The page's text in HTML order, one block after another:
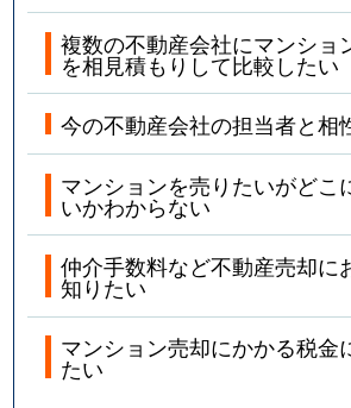
複数の不動産会社にマンショ
を相見積もりして比較したい
今の不動産会社の担当者と相
マンションを売りたいがどこ
いかわからない
仲介手数料など不動産売却に
知りたい
マンション売却にかかる税金
たい